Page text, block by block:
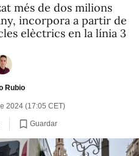
més de dos milions
incorpora a partir de
elèctrics en la línia 3
Rubio
2024 (17:05 CET)
Guardar